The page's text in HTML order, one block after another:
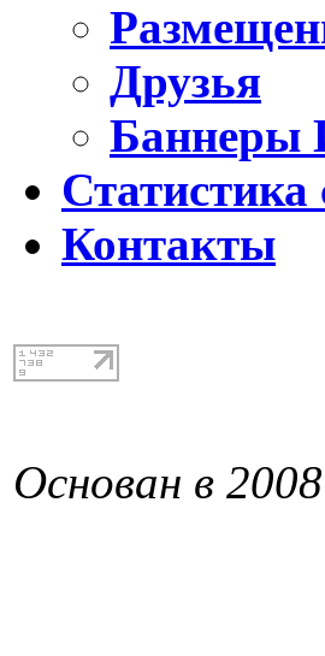
Друзья
Баннеры
Статистика
Контакты
Основан в